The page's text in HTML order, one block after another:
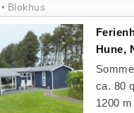
Blokhus
Hune,
ca. 80
1200